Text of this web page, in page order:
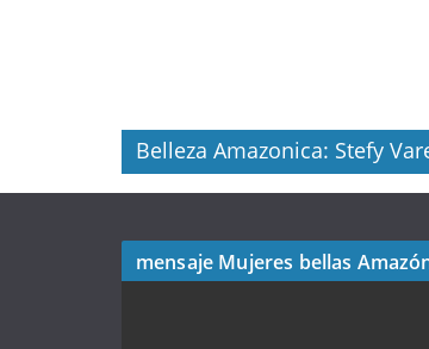
Belleza Amazonica: Stefy
mensaje Mujeres bellas